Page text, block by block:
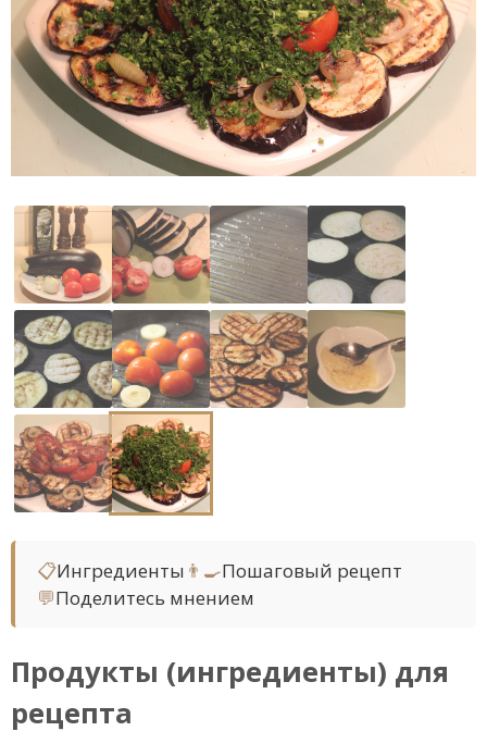
📋Ингредиенты 👨‍🍳Пошаговый рецепт
💬Поделитесь мнением
Продукты (ингредиенты) для
рецепта